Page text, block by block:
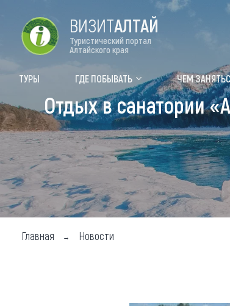
Форум VISIT ALTAI
Туры
ВИЗИТАЛТАЙ
Туристический портал
Алтайского края
ТУРЫ ГДЕ ПОБЫВАТЬ ЧЕМ
Отдых в санатории
Главная Новости